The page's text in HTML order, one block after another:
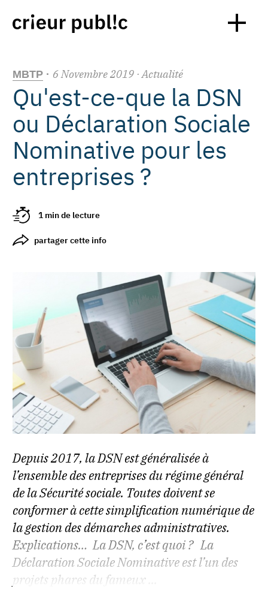
MBTP · 6Novembre2019 · Actualité
Qu'est-ce-que la DSN
ou Déclaration Sociale
Nominative pour les
entreprises ?
1 min de lecture
partager cette info
Depuis 2017, la DSN est généralisée à
l’ensemble des entreprises du régime général
de la Sécurité sociale. Toutes doivent se
conformer à cette simplification numérique de
la gestion des démarches administratives.
Explications… La DSN, c’est quoi ? La
Déclaration Sociale Nominative est l’un des
projets phares du fameux ...